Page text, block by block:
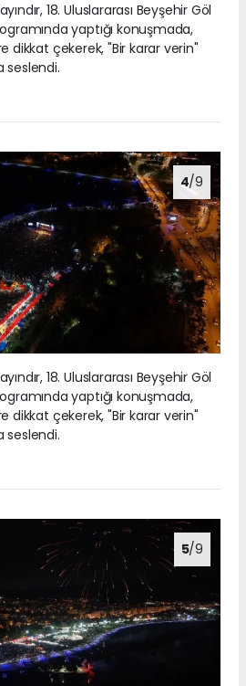
18. Uluslararası Beyşehir Göl
yaptığı konuşmada,
dikkat çekerek, "Bir karar verin"
seslendi.
4/9
18. Uluslararası Beyşehir Göl
yaptığı konuşmada,
dikkat çekerek, "Bir karar verin"
seslendi.
5/9